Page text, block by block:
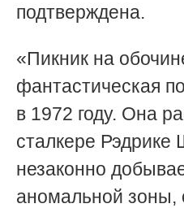
подтверждена.
«Пикник на
фантастическая
в 1972 году. Она
сталкере Рэдрике
незаконно
аномальной зоны,